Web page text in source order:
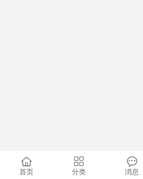

首页

分类

消息